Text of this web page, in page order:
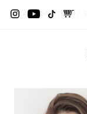
AFLOAT TOP